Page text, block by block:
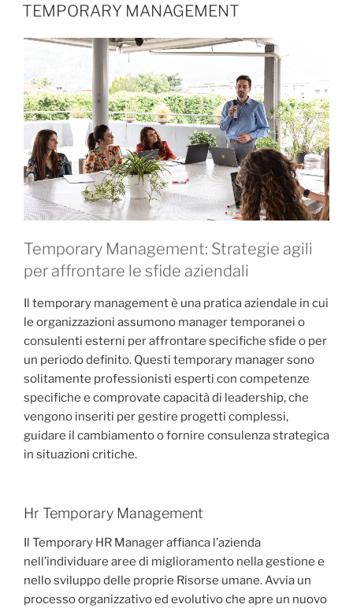
TEMPORARY MANAGEMENT
Temporary Management: Strategie agili
per affrontare le sfide aziendali
Il temporary management è una pratica aziendale in cui
le organizzazioni assumono manager temporanei o
consulenti esterni per affrontare specifiche sfide o per
un periodo definito. Questi temporary manager sono
solitamente professionisti esperti con competenze
specifiche e comprovate capacità di leadership, che
vengono inseriti per gestire progetti complessi,
guidare il cambiamento o fornire consulenza strategica
in situazioni critiche.
Hr Temporary Management
Il Temporary HR Manager affianca l’azienda
nell’individuare aree di miglioramento nella gestione e
nello sviluppo delle proprie Risorse umane. Avvia un
processo organizzativo ed evolutivo che apre un nuovo